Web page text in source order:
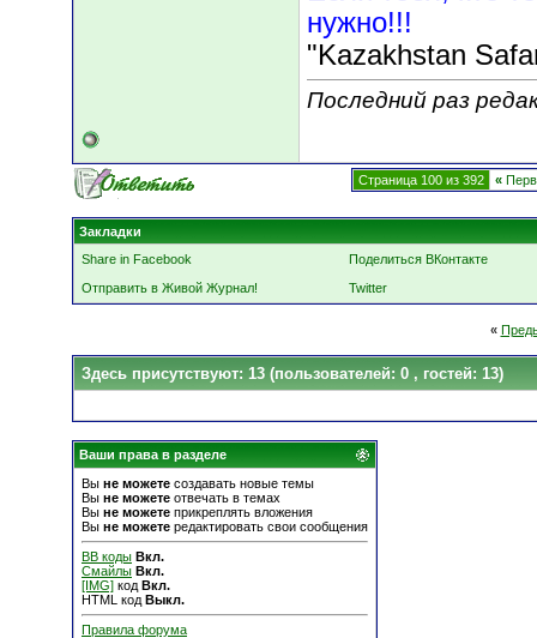
нужно!!!
"Kazakhstan
Последний раз
Страница 100 из 392 «
Закладки
Share in Facebook
Поделиться ВКонтакте
Отправить в Живой Журнал!
Twitter
«
Здесь присутствуют: 13 (пользователей: 0 , гостей: 13)
Ваши права в разделе
Вы не можете создавать новые темы
Вы не можете отвечать в темах
Вы не можете прикреплять вложения
Вы не можете редактировать свои сообщения
BB коды Вкл.
Смайлы Вкл.
[IMG] код Вкл.
HTML код Выкл.
Правила форума